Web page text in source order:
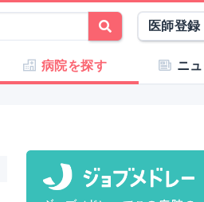
医師登録
病院を探す ニ